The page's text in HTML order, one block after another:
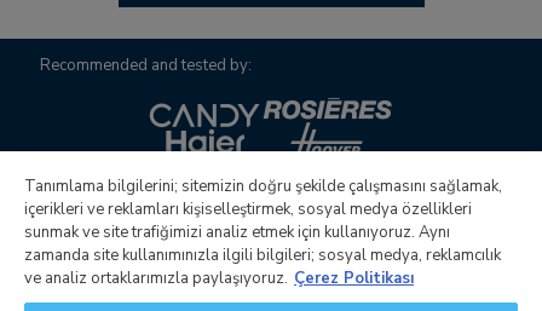
Recommended and tested by:
Candy S.p.A.nın yönetim ve koordinasyon faaliyetlerini
yürüten tek hissedarlı şirket Candy Hoover Group S.r.l. Şirket
Tanımlama bilgilerini; sitemizin doğru şekilde çalışmasını sağlamak,
içerikleri ve reklamları kişiselleştirmek, sosyal medya özellikleri
sunmak ve site trafiğimizi analiz etmek için kullanıyoruz. Aynı
zamanda site kullanımınızla ilgili bilgileri; sosyal medya, reklamcılık
ve analiz ortaklarımızla paylaşıyoruz. Çerez Politikası